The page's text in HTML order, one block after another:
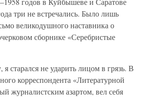
три не встречались. Было лишь
великодушного наставника о
сборнике «Серебристые
старался не ударить лицом в грязь. В
корреспондента «Литературной
журналистским азартом, вел себя